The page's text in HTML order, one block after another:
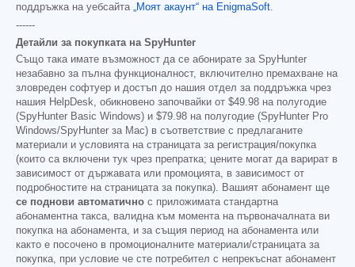
поддръжка на уебсайта „Моят акаунт“ на EnigmaSoft.
------
Детайли за покупката на SpyHunter
Също така имате възможност да се абонирате за SpyHunter
незабавно за пълна функционалност, включително премахване на
зловреден софтуер и достъп до нашия отдел за поддръжка чрез
нашия HelpDesk, обикновено започвайки от $49.98 на полугодие
(SpyHunter Basic Windows) и $79.98 на полугодие (SpyHunter Pro
Windows/SpyHunter за Mac) в съответствие с предлаганите
материали и условията на страницата за регистрация/покупка
(които са включени тук чрез препратка; цените могат да варират в
зависимост от държавата или промоцията, в зависимост от
подробностите на страницата за покупка). Вашият абонамент ще
се поднови автоматично с приложимата стандартна
абонаментна такса, валидна към момента на първоначалната ви
покупка на абонамента, и за същия период на абонамента или
както е посочено в промоционалните материали/страницата за
покупка, при условие че сте потребител с непрекъснат абонамент